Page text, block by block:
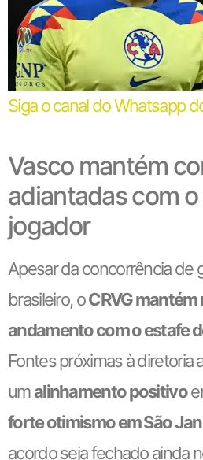
Siga o canal do Whatsapp
Vasco mantém
adiantadas com
jogador
Apesar da concorrência de
brasileiro, oCRVG
andamento com o estafe
Fontes próximas à diretoria
umalinhamento positivo
forte otimismo em São
acordo seja fechado ainda